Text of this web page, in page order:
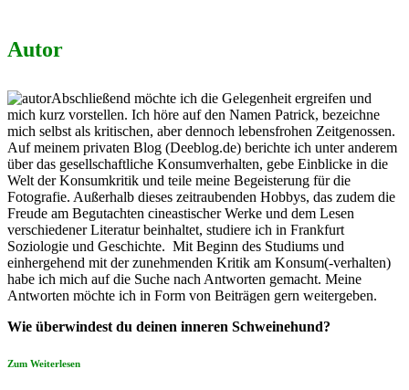
Autor
Abschließend möchte ich die Gelegenheit ergreifen und
mich kurz vorstellen. Ich höre auf den Namen Patrick, bezeichne
mich selbst als kritischen, aber dennoch lebensfrohen Zeitgenossen.
Auf meinem privaten Blog (Deeblog.de) berichte ich unter anderem
über das gesellschaftliche Konsumverhalten, gebe Einblicke in die
Welt der Konsumkritik und teile meine Begeisterung für die
Fotografie. Außerhalb dieses zeitraubenden Hobbys, das zudem die
Freude am Begutachten cineastischer Werke und dem Lesen
verschiedener Literatur beinhaltet, studiere ich in Frankfurt
Soziologie und Geschichte. Mit Beginn des Studiums und
einhergehend mit der zunehmenden Kritik am Konsum(-verhalten)
habe ich mich auf die Suche nach Antworten gemacht. Meine
Antworten möchte ich in Form von Beiträgen gern weitergeben.
Wie überwindest du deinen inneren Schweinehund?
Zum Weiterlesen